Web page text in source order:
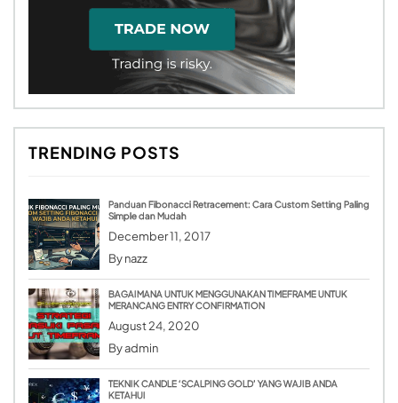
TRENDING POSTS
Panduan Fibonacci Retracement: Cara Custom Setting Paling
Simple dan Mudah
December 11, 2017
Bynazz
BAGAIMANA UNTUK MENGGUNAKAN TIMEFRAME UNTUK
MERANCANG ENTRY CONFIRMATION
August 24, 2020
Byadmin
TEKNIK CANDLE ‘SCALPING GOLD’ YANG WAJIB ANDA
KETAHUI